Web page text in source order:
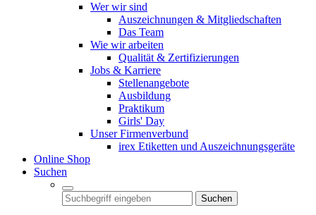
Wer wir sind
Auszeichnungen & Mitgliedschaften
Das Team
Wie wir arbeiten
Qualität & Zertifizierungen
Jobs & Karriere
Stellenangebote
Ausbildung
Praktikum
Girls' Day
Unser Firmenverbund
irex Etiketten und Auszeichnungsgeräte
Online Shop
Suchen
Suchen